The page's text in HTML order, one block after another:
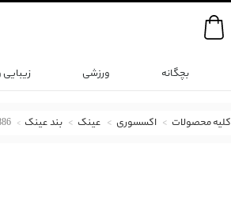
بچگانه ورزشی
کلیه محصولات اکسسوری عینک بند عینک